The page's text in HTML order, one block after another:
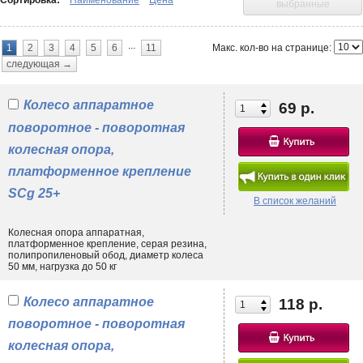
опоры с полиуретановым контактным слоем. Перемещение по
паркету или ламинату лучше всего организовать при помощи
Нужны комплектующие универсальной направленности? Тогда стоит
обратить внимание на товары из категории «
службы, снизить негативное механическое воздействие на
конструктивные узлы и материалы. Испытываете трудности при
выборе? Вы можете написать об этом нам на почту, обратиться к
нашим онлайн-консультантам или посоветоваться с опытными
менеджерами по телефону.
выбранные
Макс. кол-во на странице:
1 2 3 4 5 6 ...
11
следующая →
69 р.
В список желаний
Колесо аппаратное
поворотное - поворотная
колесная опора,
платформенное крепление
SCg 25+
Колесная опора аппаратная,
платформенное крепление, серая резина,
полипропиленовый обод, диаметр колеса
50 мм, нагрузка до 50 кг
118 р.
Колесо аппаратное
поворотное - поворотная
колесная опора,